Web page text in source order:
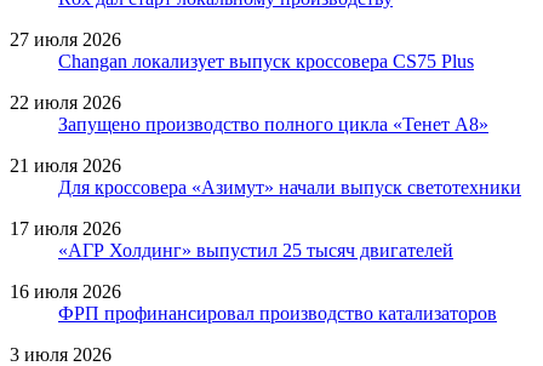
27 июля 2026
Changan локализует выпуск кроссовера CS75 Plus
22 июля 2026
Запущено производство полного цикла «Тенет A8»
21 июля 2026
Для кроссовера «Азимут» начали выпуск светотехники
17 июля 2026
«АГР Холдинг» выпустил 25 тысяч двигателей
16 июля 2026
ФРП профинансировал производство катализаторов
3 июля 2026